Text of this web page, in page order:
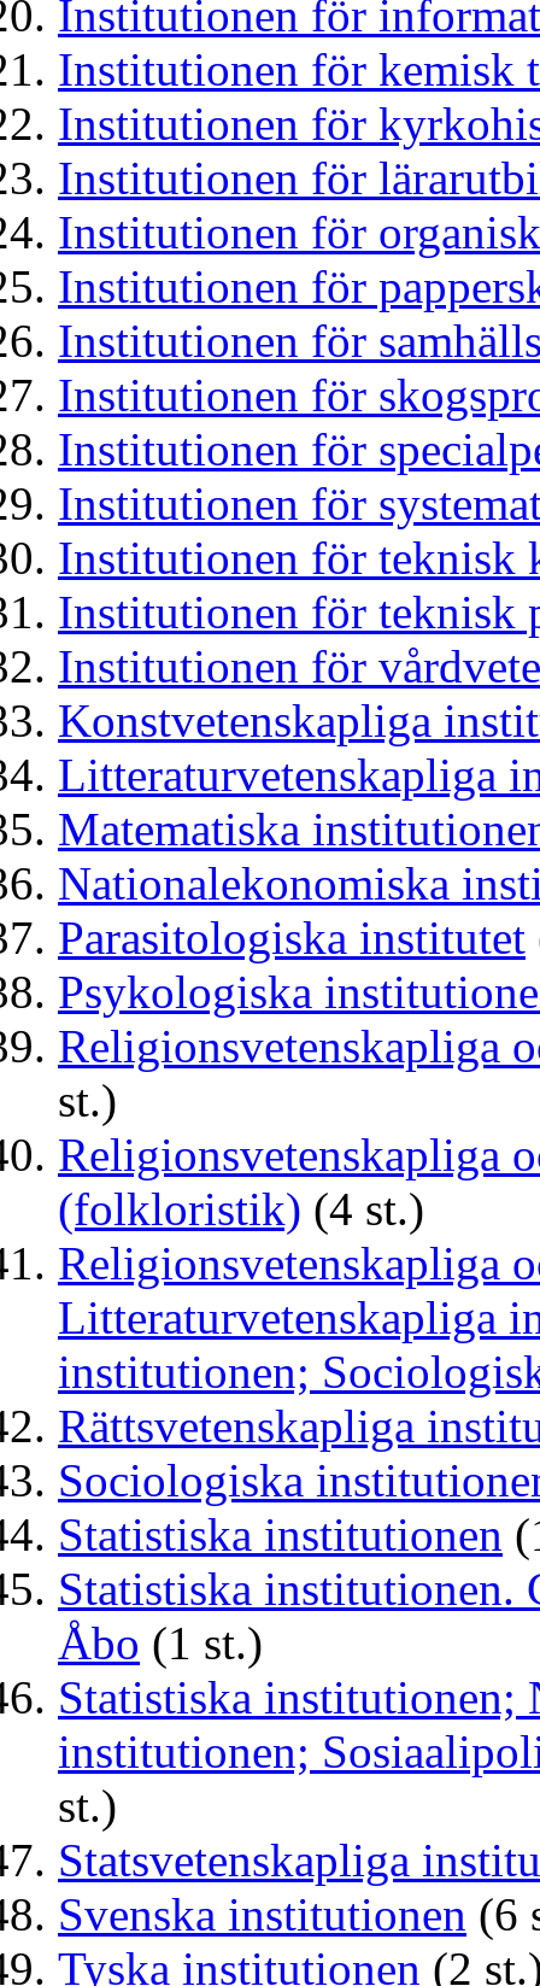
Institutionen för
Institutionen för kemisk
Institutionen för
Institutionen för
Institutionen för
Institutionen för
Institutionen för
Institutionen för
Institutionen för
Institutionen för
Institutionen för teknisk
Institutionen för teknisk
Institutionen för
Konstvetenskapliga
Litteraturvetenskapliga
Matematiska
Nationalekonomiska
Parasitologiska institutet
Psykologiska
Religionsvetenskapliga
st.)
Religionsvetenskapliga
(folkloristik) (4 st.)
Religionsvetenskapliga
Litteraturvetenskapliga
institutionen;
Rättsvetenskapliga
Sociologiska
Statistiska institutionen
Statistiska institutionen.
Åbo (1 st.)
Statistiska institutionen;
institutionen;
st.)
Statsvetenskapliga
Svenska institutionen (6
Tyska institutionen (2